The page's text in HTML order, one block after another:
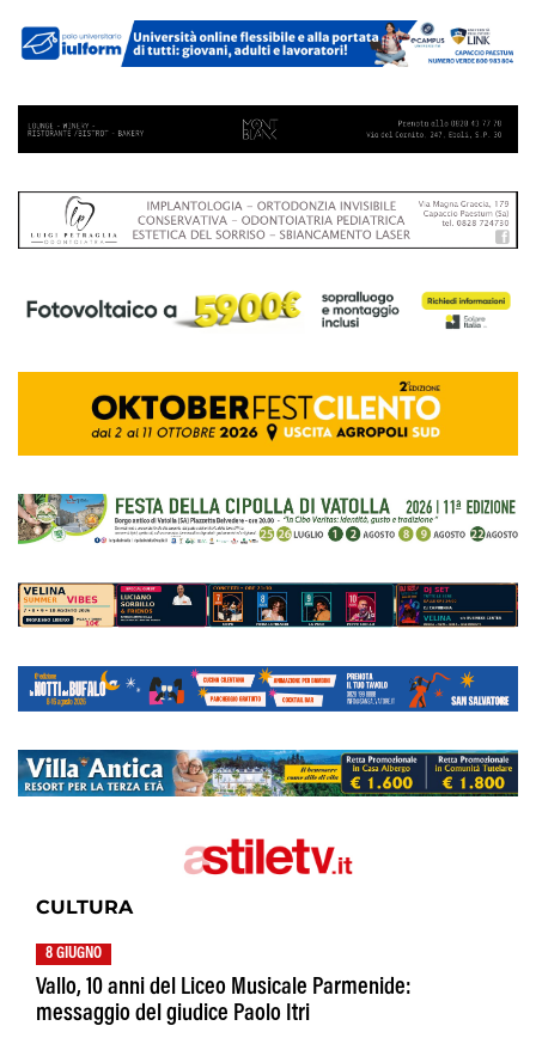
CULTURA
8 GIUGNO
Vallo, 10 anni del Liceo Musicale Parmenide:
messaggio del giudice Paolo Itri